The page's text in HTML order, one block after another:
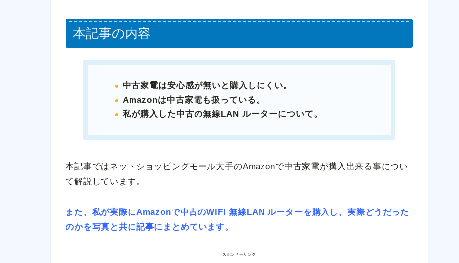
本記事の内容
中古家電は安心感が無いと購入しにくい。
Amazonは中古家電も扱っている。
私が購入した中古の無線LAN ルーターについて。
本記事ではネットショッピングモール大手のAmazonで中古家電が購入出来る事につい
て解説しています。
また、私が実際にAmazonで中古のWiFi 無線LAN ルーターを購入し、実際どうだった
のかを写真と共に記事にまとめています。
スポンサーリンク